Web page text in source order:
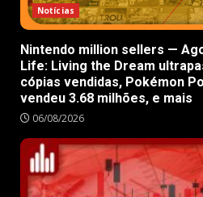
Notícias
Nintendo million sellers —
Life: Living the Dream
cópias vendidas, Pokémon
vendeu 3.68 milhões, e mais
06/08/2026